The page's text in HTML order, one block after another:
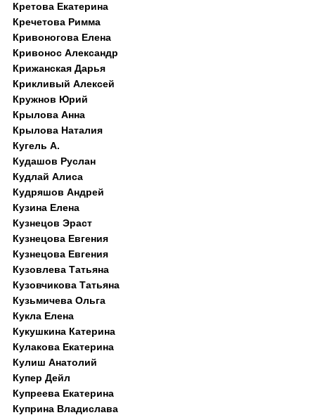
Кретова Екатерина
Кречетова Римма
Кривоногова Елена
Кривонос Александр
Крижанская Дарья
Крикливый Алексей
Кружнов Юрий
Крылова Анна
Крылова Наталия
Кугель А.
Кудашов Руслан
Кудлай Алиса
Кудряшов Андрей
Кузина Елена
Кузнецов Эраст
Кузнецова Евгения
Кузнецова Евгения
Кузовлева Татьяна
Кузовчикова Татьяна
Кузьмичева Ольга
Кукла Елена
Кукушкина Катерина
Кулакова Екатерина
Кулиш Анатолий
Купер Дейл
Купреева Екатерина
Куприна Владислава